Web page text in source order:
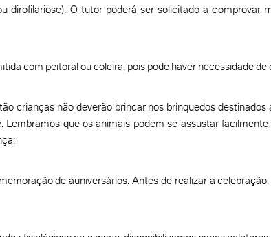
dirofilariose). O tutor poderá ser solicitado a comprovar
com peitoral ou coleira, pois pode haver necessidade de
crianças não deverão brincar nos brinquedos
Lembramos que os animais podem se assustar
de auniversários. Antes de realizar a